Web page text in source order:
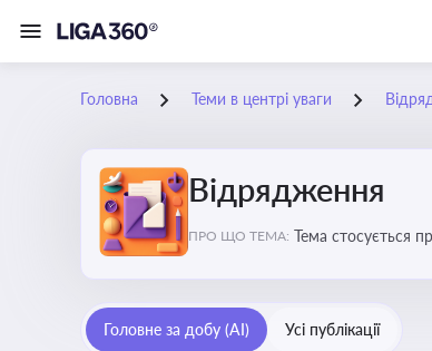
Головна Теми в центрі уваги
Відрядження
ПРО ЩО ТЕМА: Тема стосується
Головне за добу (AI) Усі публікації